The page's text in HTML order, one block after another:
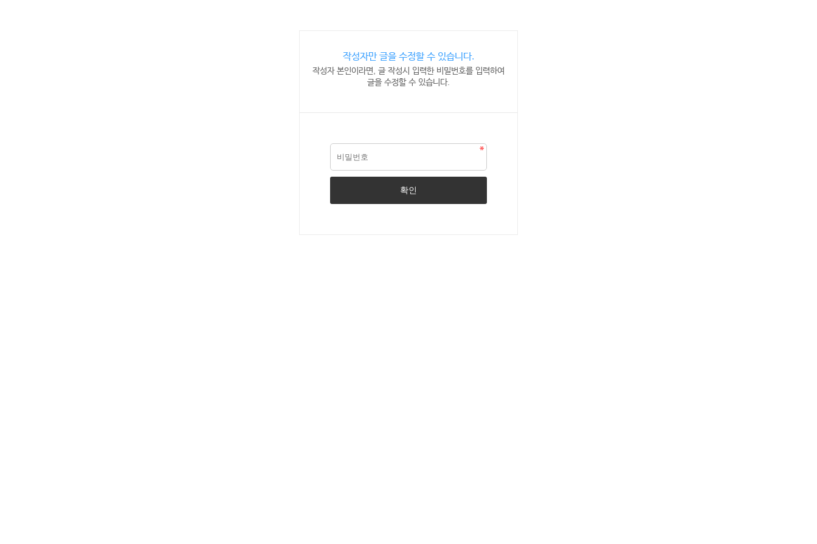
작성자만 글을 수정할 수 있습니다.
작성자 본인이라면, 글 작성시 입력한 비밀번호를 입력하여
글을 수정할 수 있습니다.